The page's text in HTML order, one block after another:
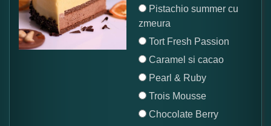
Pistachio summer cu
zmeura
Tort Fresh Passion
Caramel si cacao
Pearl & Ruby
Trois Mousse
Chocolate Berry